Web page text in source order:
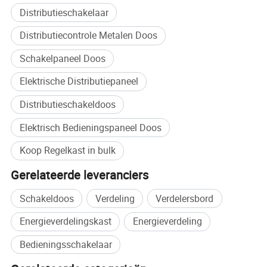
Distributieschakelaar
Distributiecontrole Metalen Doos
Schakelpaneel Doos
Elektrische Distributiepaneel
Distributieschakeldoos
Elektrisch Bedieningspaneel Doos
Koop Regelkast in bulk
Gerelateerde leveranciers
Schakeldoos Verdeling
Verdelersbord
Energieverdelingskast
Energieverdeling
Bedieningsschakelaar